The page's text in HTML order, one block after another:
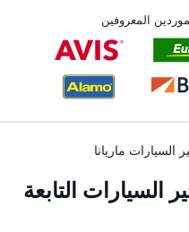
المعروفين
السيارات ماريانا
التابعة